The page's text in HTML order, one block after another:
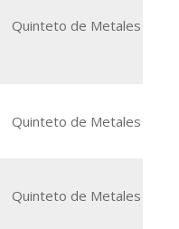
Quinteto de Metales
Quinteto de Metales
Quinteto de Metales